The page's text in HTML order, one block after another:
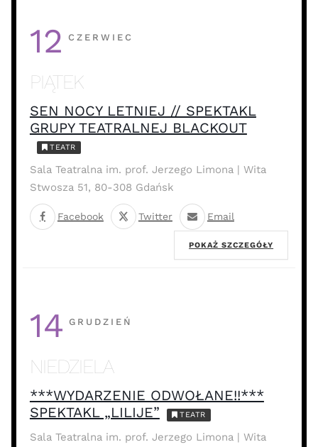
12 CZERWIEC
PIĄTEK
SEN NOCY LETNIEJ // SPEKTAKL
GRUPY TEATRALNEJ BLACKOUT
TEATR
Sala Teatralna im. prof. Jerzego Limona | Wita
Stwosza 51, 80-308 Gdańsk
Facebook Twitter Email
POKAŻ SZCZEGÓŁY
14 GRUDZIEŃ
NIEDZIELA
***WYDARZENIE ODWOŁANE!!***
SPEKTAKL „LILIJE”
TEATR
Sala Teatralna im. prof. Jerzego Limona | Wita